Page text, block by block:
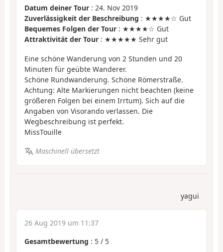
Datum deiner Tour : 24. Nov 2019
Zuverlässigkeit der Beschreibung : ★★★★☆ Gut
Bequemes Folgen der Tour : ★★★★☆ Gut
Attraktivität der Tour : ★★★★★ Sehr gut
Eine schöne Wanderung von 2 Stunden und 20
Minuten für geübte Wanderer.
Schöne Rundwanderung. Schöne Römerstraße.
Achtung: Alte Markierungen nicht beachten (keine
größeren Folgen bei einem Irrtum). Sich auf die
Angaben von Visorando verlassen. Die
Wegbeschreibung ist perfekt.
MissTouille
Maschinell übersetzt
yagui
26 Aug 2019 um 11:37
Gesamtbewertung : 5 / 5